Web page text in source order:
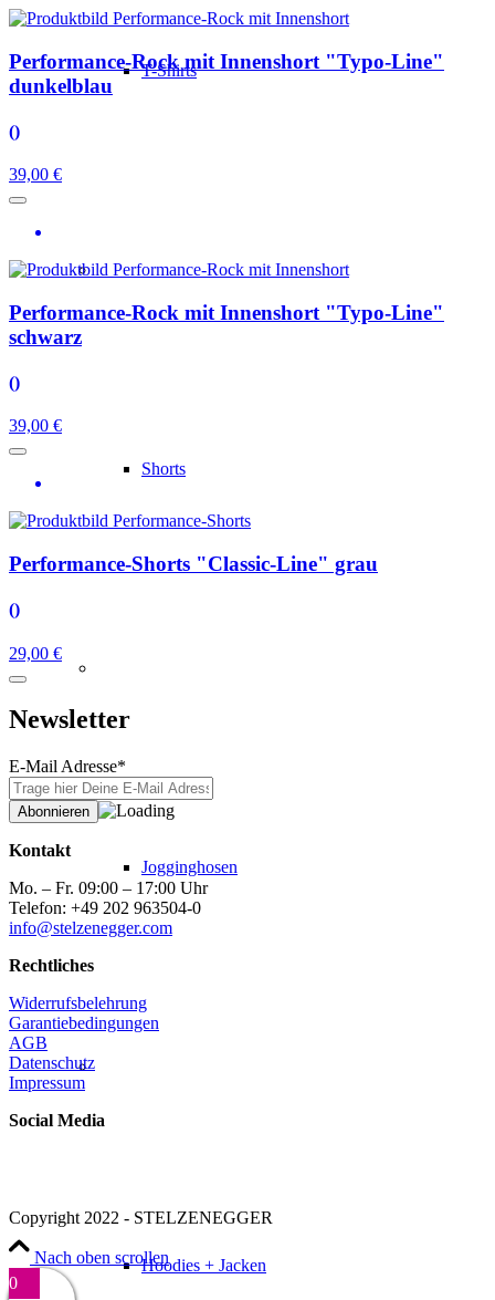
T-Shirts
Shorts
Jogginghosen
Hoodies + Jacken
Performance-Rock mit Innenshort "Typo-Line"
dunkelblau
()
39,00 €
Performance-Rock mit Innenshort "Typo-Line"
schwarz
()
39,00 €
Performance-Shorts "Classic-Line" grau
()
29,00 €
Newsletter
E-Mail Adresse*
Kontakt
Mo. – Fr. 09:00 – 17:00 Uhr
Telefon: +49 202 963504-0
info@stelzenegger.com
Rechtliches
Widerrufsbelehrung
Garantiebedingungen
AGB
Datenschutz
Impressum
Social Media
Copyright 2022 - STELZENEGGER
Nach oben scrollen
0